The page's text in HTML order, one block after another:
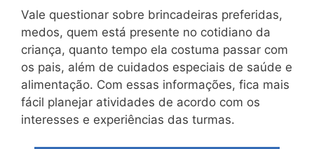
Vale questionar sobre brincadeiras preferidas,
medos, quem está presente no cotidiano da
criança, quanto tempo ela costuma passar com
os pais, além de cuidados especiais de saúde e
alimentação. Com essas informações, fica mais
fácil planejar atividades de acordo com os
interesses e experiências das turmas.